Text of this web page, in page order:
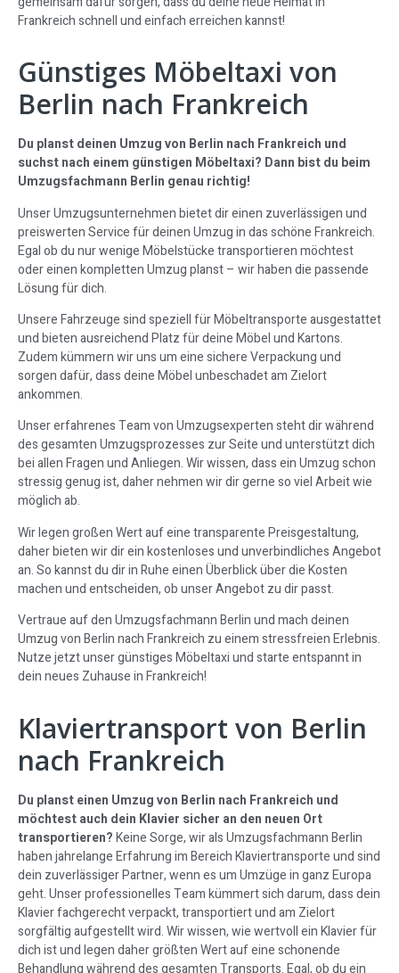
Frankreich schnell und einfach erreichen kannst!
Günstiges Möbeltaxi von
Berlin nach Frankreich
Du planst deinen Umzug von Berlin nach Frankreich und
suchst nach einem günstigen Möbeltaxi? Dann bist du beim
Umzugsfachmann Berlin genau richtig!
Unser Umzugsunternehmen bietet dir einen zuverlässigen und
preiswerten Service für deinen Umzug in das schöne Frankreich.
Egal ob du nur wenige Möbelstücke transportieren möchtest
oder einen kompletten Umzug planst – wir haben die passende
Lösung für dich.
Unsere Fahrzeuge sind speziell für Möbeltransporte ausgestattet
und bieten ausreichend Platz für deine Möbel und Kartons.
Zudem kümmern wir uns um eine sichere Verpackung und
sorgen dafür, dass deine Möbel unbeschadet am Zielort
ankommen.
Unser erfahrenes Team von Umzugsexperten steht dir während
des gesamten Umzugsprozesses zur Seite und unterstützt dich
bei allen Fragen und Anliegen. Wir wissen, dass ein Umzug schon
stressig genug ist, daher nehmen wir dir gerne so viel Arbeit wie
möglich ab.
Wir legen großen Wert auf eine transparente Preisgestaltung,
daher bieten wir dir ein kostenloses und unverbindliches Angebot
an. So kannst du dir in Ruhe einen Überblick über die Kosten
machen und entscheiden, ob unser Angebot zu dir passt.
Vertraue auf den Umzugsfachmann Berlin und mach deinen
Umzug von Berlin nach Frankreich zu einem stressfreien Erlebnis.
Nutze jetzt unser günstiges Möbeltaxi und starte entspannt in
dein neues Zuhause in Frankreich!
Klaviertransport von Berlin
nach Frankreich
Du planst einen Umzug von Berlin nach Frankreich und
möchtest auch dein Klavier sicher an den neuen Ort
transportieren?Keine Sorge, wir als Umzugsfachmann Berlin
haben jahrelange Erfahrung im Bereich Klaviertransporte und sind
dein zuverlässiger Partner, wenn es um Umzüge in ganz Europa
geht. Unser professionelles Team kümmert sich darum, dass dein
Klavier fachgerecht verpackt, transportiert und am Zielort
sorgfältig aufgestellt wird. Wir wissen, wie wertvoll ein Klavier für
dich ist und legen daher größten Wert auf eine schonende
Behandlung während des gesamten Transports. Egal, ob du ein